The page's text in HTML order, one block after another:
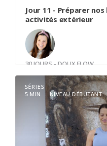
Jour 11 - Préparer
activités extérieur
30 JOURS - DOUX FLOW
AvecCathy Anglehart
Un flow actif qui
vos hanches. Vous
vos limites et adapter
SÉRIES
5 MIN
NIVEAU DÉBUTANT